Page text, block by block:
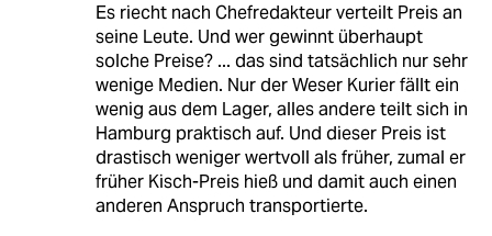
Es riecht nach Chefredakteur verteilt Preis an
seine Leute. Und wer gewinnt überhaupt
solche Preise? ... das sind tatsächlich nur sehr
wenige Medien. Nur der Weser Kurier fällt ein
wenig aus dem Lager, alles andere teilt sich in
Hamburg praktisch auf. Und dieser Preis ist
drastisch weniger wertvoll als früher, zumal er
früher Kisch-Preis hieß und damit auch einen
anderen Anspruch transportierte.